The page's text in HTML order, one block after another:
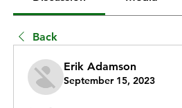
Back
Erik Adamson
September 15, 2023